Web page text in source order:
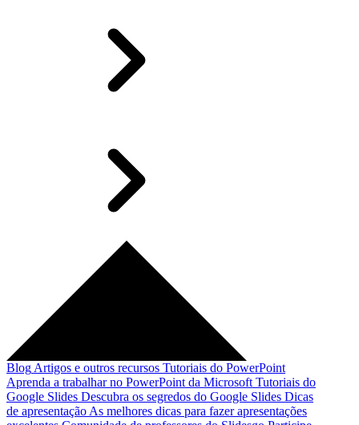
Blog Artigos e outros recursos Tutoriais do PowerPoint
Aprenda a trabalhar no PowerPoint da Microsoft Tutoriais do
Google Slides Descubra os segredos do Google Slides Dicas
de apresentação As melhores dicas para fazer apresentações